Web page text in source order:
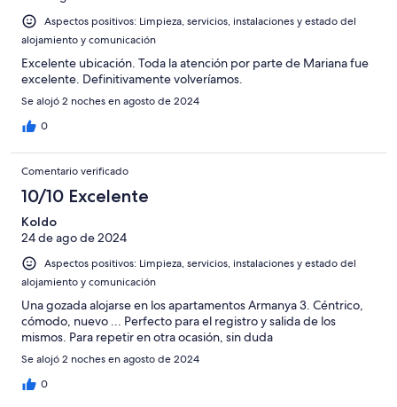
Aspectos positivos: Limpieza, servicios, instalaciones y estado del
alojamiento y comunicación
Excelente ubicación. Toda la atención por parte de Mariana fue
excelente. Definitivamente volveríamos.
Se alojó 2 noches en agosto de 2024
0
Comentario verificado
10/10 Excelente
Koldo
24 de ago de 2024
Aspectos positivos: Limpieza, servicios, instalaciones y estado del
alojamiento y comunicación
Una gozada alojarse en los apartamentos Armanya 3. Céntrico,
cómodo, nuevo ... Perfecto para el registro y salida de los
mismos. Para repetir en otra ocasión, sin duda
Se alojó 2 noches en agosto de 2024
0